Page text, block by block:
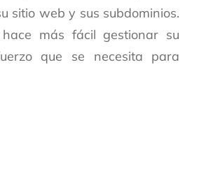
sitio web y sus subdominios.
más fácil gestionar su
que se necesita para